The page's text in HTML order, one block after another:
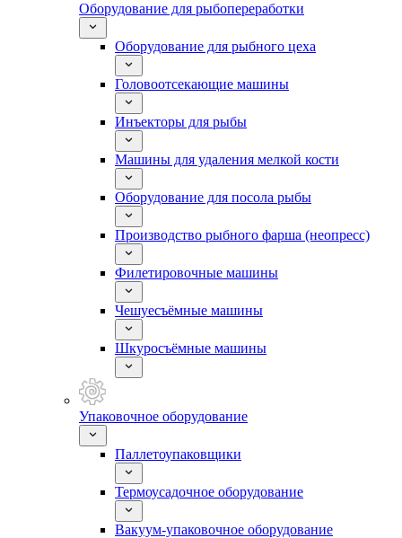
Оборудование для рыбопереработки
Оборудование для рыбного цеха
Головоотсекающие машины
Инъекторы для рыбы
Машины для удаления мелкой кости
Оборудование для посола рыбы
Производство рыбного фарша (неопресс)
Филетировочные машины
Чешуесъёмные машины
Шкуросъёмные машины
Упаковочное оборудование
Паллетоупаковщики
Термоусадочное оборудование
Вакуум-упаковочное оборудование